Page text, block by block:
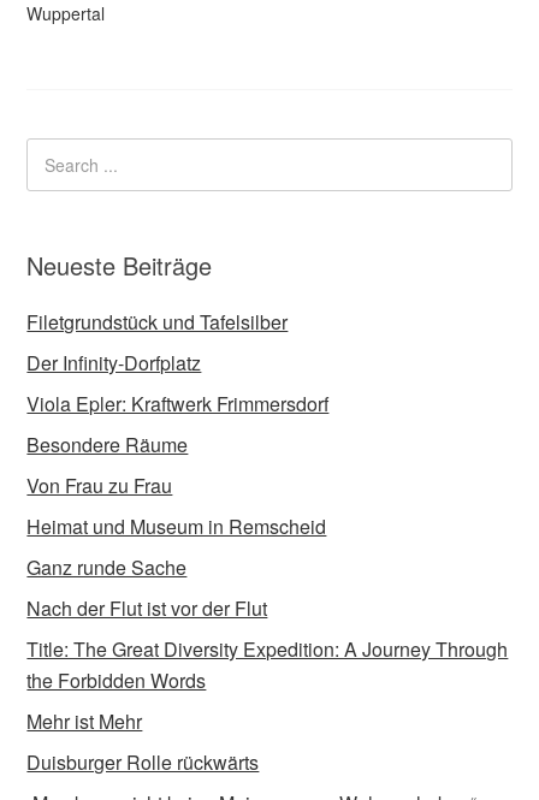
Wuppertal
Neueste Beiträge
Filetgrundstück und Tafelsilber
Der Infinity-Dorfplatz
Viola Epler: Kraftwerk Frimmersdorf
Besondere Räume
Von Frau zu Frau
Heimat und Museum in Remscheid
Ganz runde Sache
Nach der Flut ist vor der Flut
Title: The Great Diversity Expedition: A Journey Through
the Forbidden Words
Mehr ist Mehr
Duisburger Rolle rückwärts